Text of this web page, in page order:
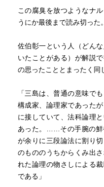
この腐臭を放つようなナ
うにか最後まで読み切った。
佐伯彰一という人（どん
いたことがある）が解説
の思ったこととまったく同
「三島は、普通の意味で
構成家、論理家であった
に接していて、法科論理
あった。……その手腕の鮮
が余りに三段論法に割り
のもののうちからくみ出
れた論理の物さしによる
である」